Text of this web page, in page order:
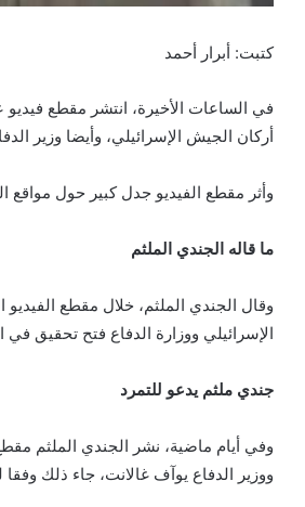
كتبت: أبرار أحمد
في الساعات الأخيرة، انتشر مقطع
أركان الجيش الإسرائيلي، وأيضا وزير
وأثر مقطع الفيديو جدل كبير حول مواقع
ما قاله الجندي الملثم
وقال الجندي الملثم، خلال مقطع
الإسرائيلي ووزارة الدفاع فتح تحقيق في
جندي ملثم يدعو للتمرد
وفي أيام ماضية، نشر الجندي الملثم
ووزير الدفاع يوآف غالانت، جاء ذلك وفقا لموقع